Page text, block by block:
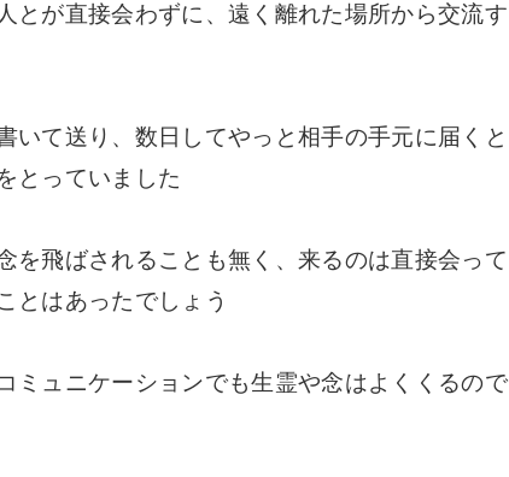
とが直接会わずに、遠く離れた場所から交流す
いて送り、数日してやっと相手の手元に届くと
とっていました
を飛ばされることも無く、来るのは直接会って
とはあったでしょう
ミュニケーションでも生霊や念はよくくるので